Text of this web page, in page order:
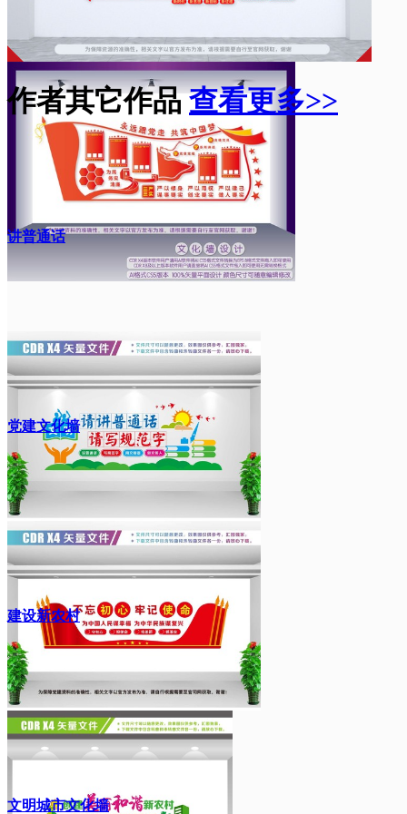
作者其它作品 查看更多>>
讲普通话
党建文化墙
建设新农村
文明城市文化墙